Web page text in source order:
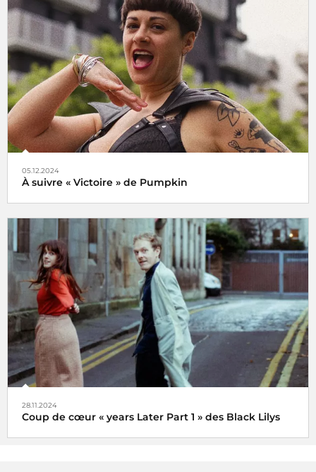
Le choix de Jansi
05.12.2024
À suivre « Victoire » de Pumpkin
Veni, vidi, vici !
28.11.2024
Coup de cœur « years Later Part 1 » des Black Lilys